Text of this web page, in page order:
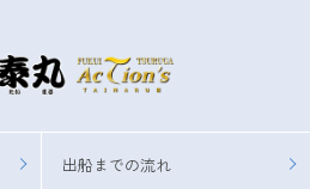
出船までの流れ